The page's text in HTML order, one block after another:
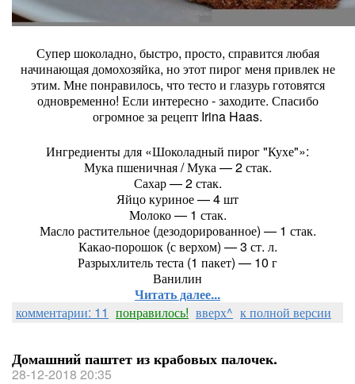
Супер шоколадно, быстро, просто, справится любая
начинающая домохозяйка, но этот пирог меня привлек не
этим. Мне понравилось, что тесто и глазурь готовятся
одновременно! Если интересно - заходите. Спасибо
огромное за рецепт Irina Haas.
Ингредиенты для «Шоколадный пирог "Кухе"»:
Мука пшеничная / Мука — 2 стак.
Сахар — 2 стак.
Яйцо куриное — 4 шт
Молоко — 1 стак.
Масло растительное (дезодорированное) — 1 стак.
Какао-порошок (с верхом) — 3 ст. л.
Разрыхлитель теста (1 пакет) — 10 г
Ванилин
Читать далее...
комментарии: 11 понравилось! вверх^ к полной версии
Домашний паштет из крабовых палочек.
28-12-2018 20:35